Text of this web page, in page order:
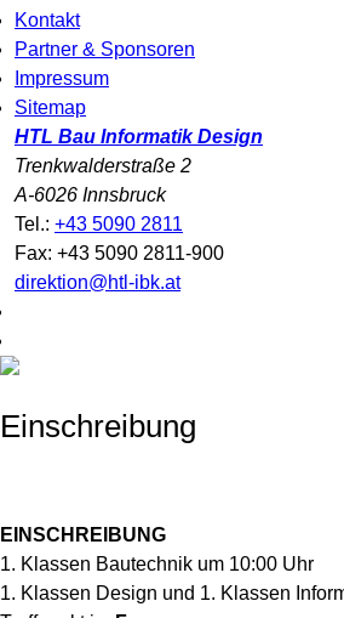
Kontakt
Partner & Sponsoren
Impressum
Sitemap
HTL Bau Informatik Design
Trenkwalderstraße 2
A-6026 Innsbruck
Tel.: +43 5090 2811
Fax: +43 5090 2811-900
direktion@htl-ibk.at
Einschreibung
EINSCHREIBUNG
1. Klassen Bautechnik um 10:00 Uhr
1. Klassen Design und 1. Klassen